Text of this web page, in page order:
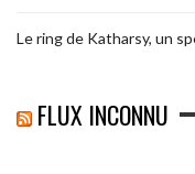
Le ring de Katharsy, un
FLUX INCONNU